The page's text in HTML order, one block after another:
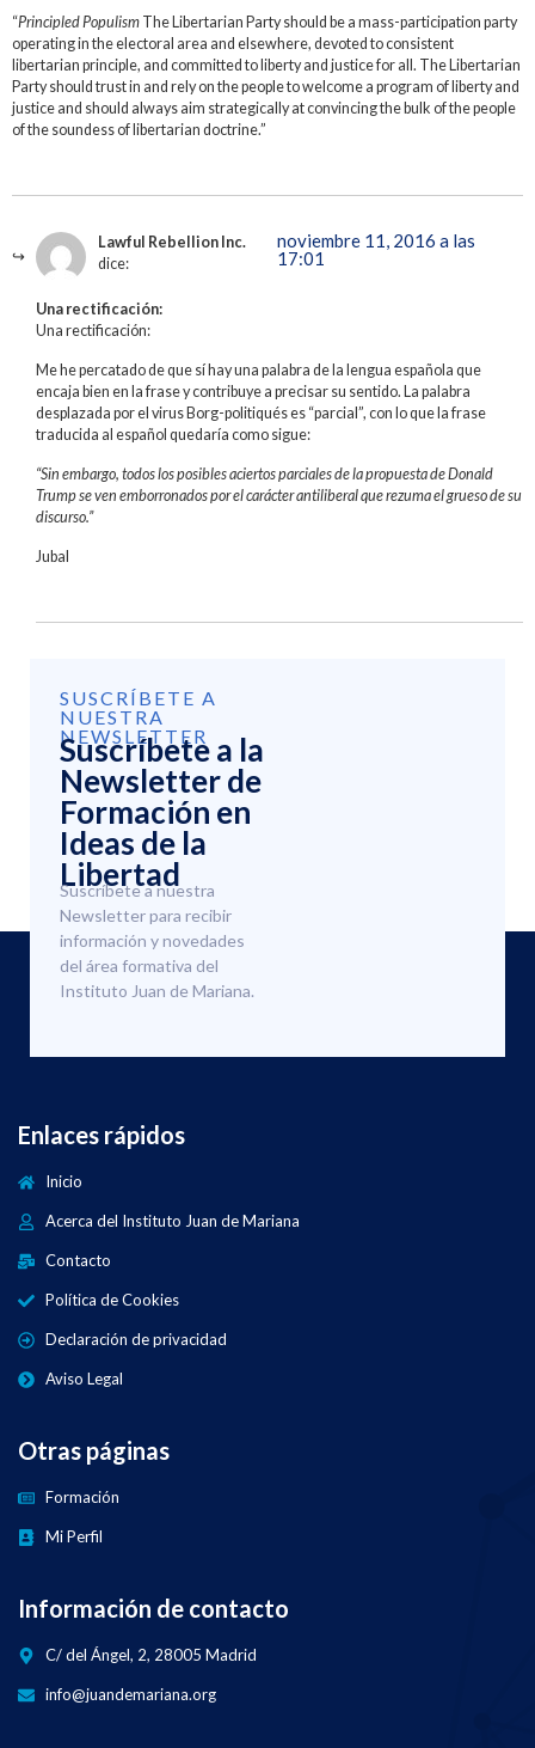
“Principled Populism The Libertarian Party should be a mass-participation party
operating in the electoral area and elsewhere, devoted to consistent
libertarian principle, and committed to liberty and justice for all. The Libertarian
Party should trust in and rely on the people to welcome a program of liberty and
justice and should always aim strategically at convincing the bulk of the people
of the soundess of libertarian doctrine.”
Lawful Rebellion Inc.
dice:
noviembre 11, 2016 a las
17:01
Una rectificación:
Una rectificación:
Me he percatado de que sí hay una palabra de la lengua española que
encaja bien en la frase y contribuye a precisar su sentido. La palabra
desplazada por el virus Borg-politiqués es “parcial”, con lo que la frase
traducida al español quedaría como sigue:
“Sin embargo, todos los posibles aciertos parciales de la propuesta de Donald
Trump se ven emborronados por el carácter antiliberal que rezuma el grueso de su
discurso.”
Jubal
SUSCRÍBETE A
NUESTRA
NEWSLETTER
Suscríbete a la
Newsletter de
Formación en
Ideas de la
Libertad
Suscríbete a nuestra
Newsletter para recibir
información y novedades
del área formativa del
Instituto Juan de Mariana.
Enlaces rápidos
Inicio
Acerca del Instituto Juan de Mariana
Contacto
Política de Cookies
Declaración de privacidad
Aviso Legal
Otras páginas
Formación
Mi Perfil
Información de contacto
C/ del Ángel, 2, 28005 Madrid
info@juandemariana.org